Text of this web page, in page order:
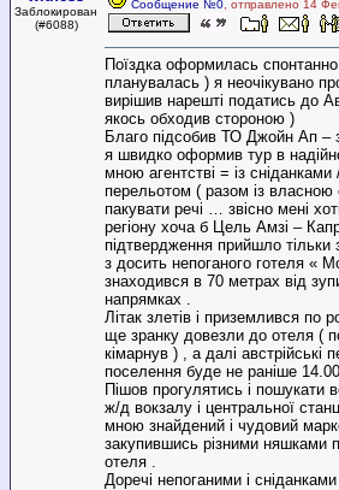
Заблокирован
(#6088)
Сообщение №0 , отправлено 14
Поїздка оформилась
планувалась ) я неочікувано
вирішив нарешті податись до
якось обходив стороною )
Благо підсобив ТО Джойн Ап –
я швидко оформив тур в
мною агентстві = із
перельотом ( разом із власною
пакувати речі … звісно мені
регіону хоча б Цель Амзі –
підтвердження прийшло
з досить непоганого готеля «
знаходився в 70 метрах від
напрямках .
Літак злетів і приземлився по
ще зранку довезли до отеля (
кімарнув ) , а далі австрійські
поселення буде не раніше
Пішов прогулятись і пошукати
ж/д вокзалу і центральної
мною знайдений і чудовий
закупившись різними няшками
отеля .
Доречі непоганими і